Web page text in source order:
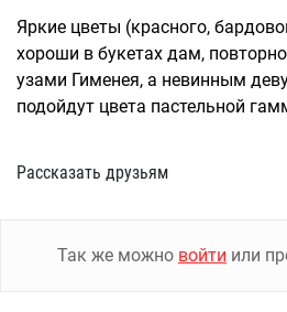
Яркие цветы (красного,
хороши в букетах дам,
узами Гименея, а невинным
подойдут цвета пастельной
Рассказать друзьям
Так же можно войти или